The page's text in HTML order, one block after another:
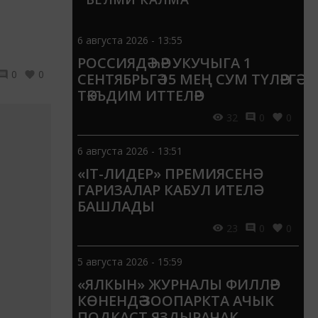
0 0
6 августа 2026 - 13:55
РОССИЯДӘ ҺӘР УКУЧЫГА 1
СЕНТЯБРЬГӘ 15 МЕҢ СУМ ТҮЛӘРГӘ
ТӘКЪДИМ ИТТЕЛӘР
32 0 0
6 августа 2026 - 13:51
«IT-ЛИДЕР» ПРЕМИЯСЕНӘ
ГАРИЗАЛАР КАБУЛ ИТЕЛӘ
БАШЛАДЫ
23 0 0
5 августа 2026 - 15:59
«ЯЛКЫН» ЖУРНАЛЫ ФИЛЛӘР
КӨНЕНДӘ ЗООПАРКТА АЧЫК